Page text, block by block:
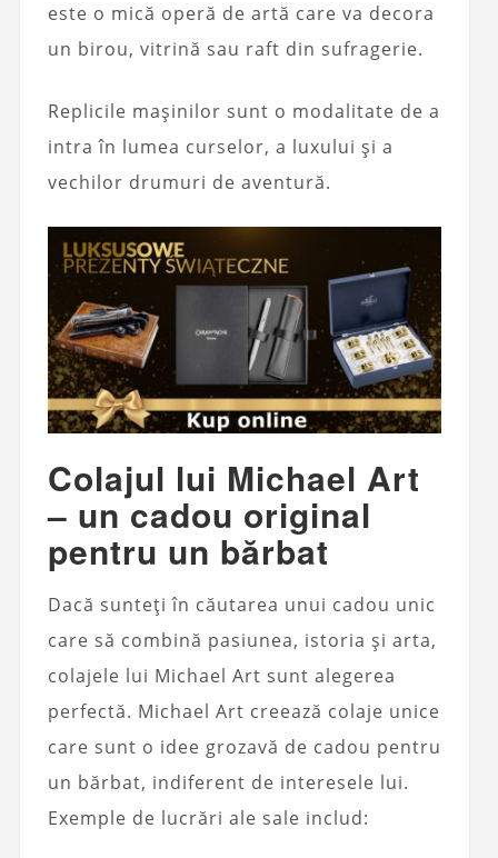
este o mică operă de artă care va decora
un birou, vitrină sau raft din sufragerie.
Replicile mașinilor sunt o modalitate de a
intra în lumea curselor, a luxului și a
vechilor drumuri de aventură.
Colajul lui Michael Art
– un cadou original
pentru un bărbat
Dacă sunteți în căutarea unui cadou unic
care să combină pasiunea, istoria și arta,
colajele lui Michael Art sunt alegerea
perfectă. Michael Art creează colaje unice
care sunt o idee grozavă de cadou pentru
un bărbat, indiferent de interesele lui.
Exemple de lucrări ale sale includ: